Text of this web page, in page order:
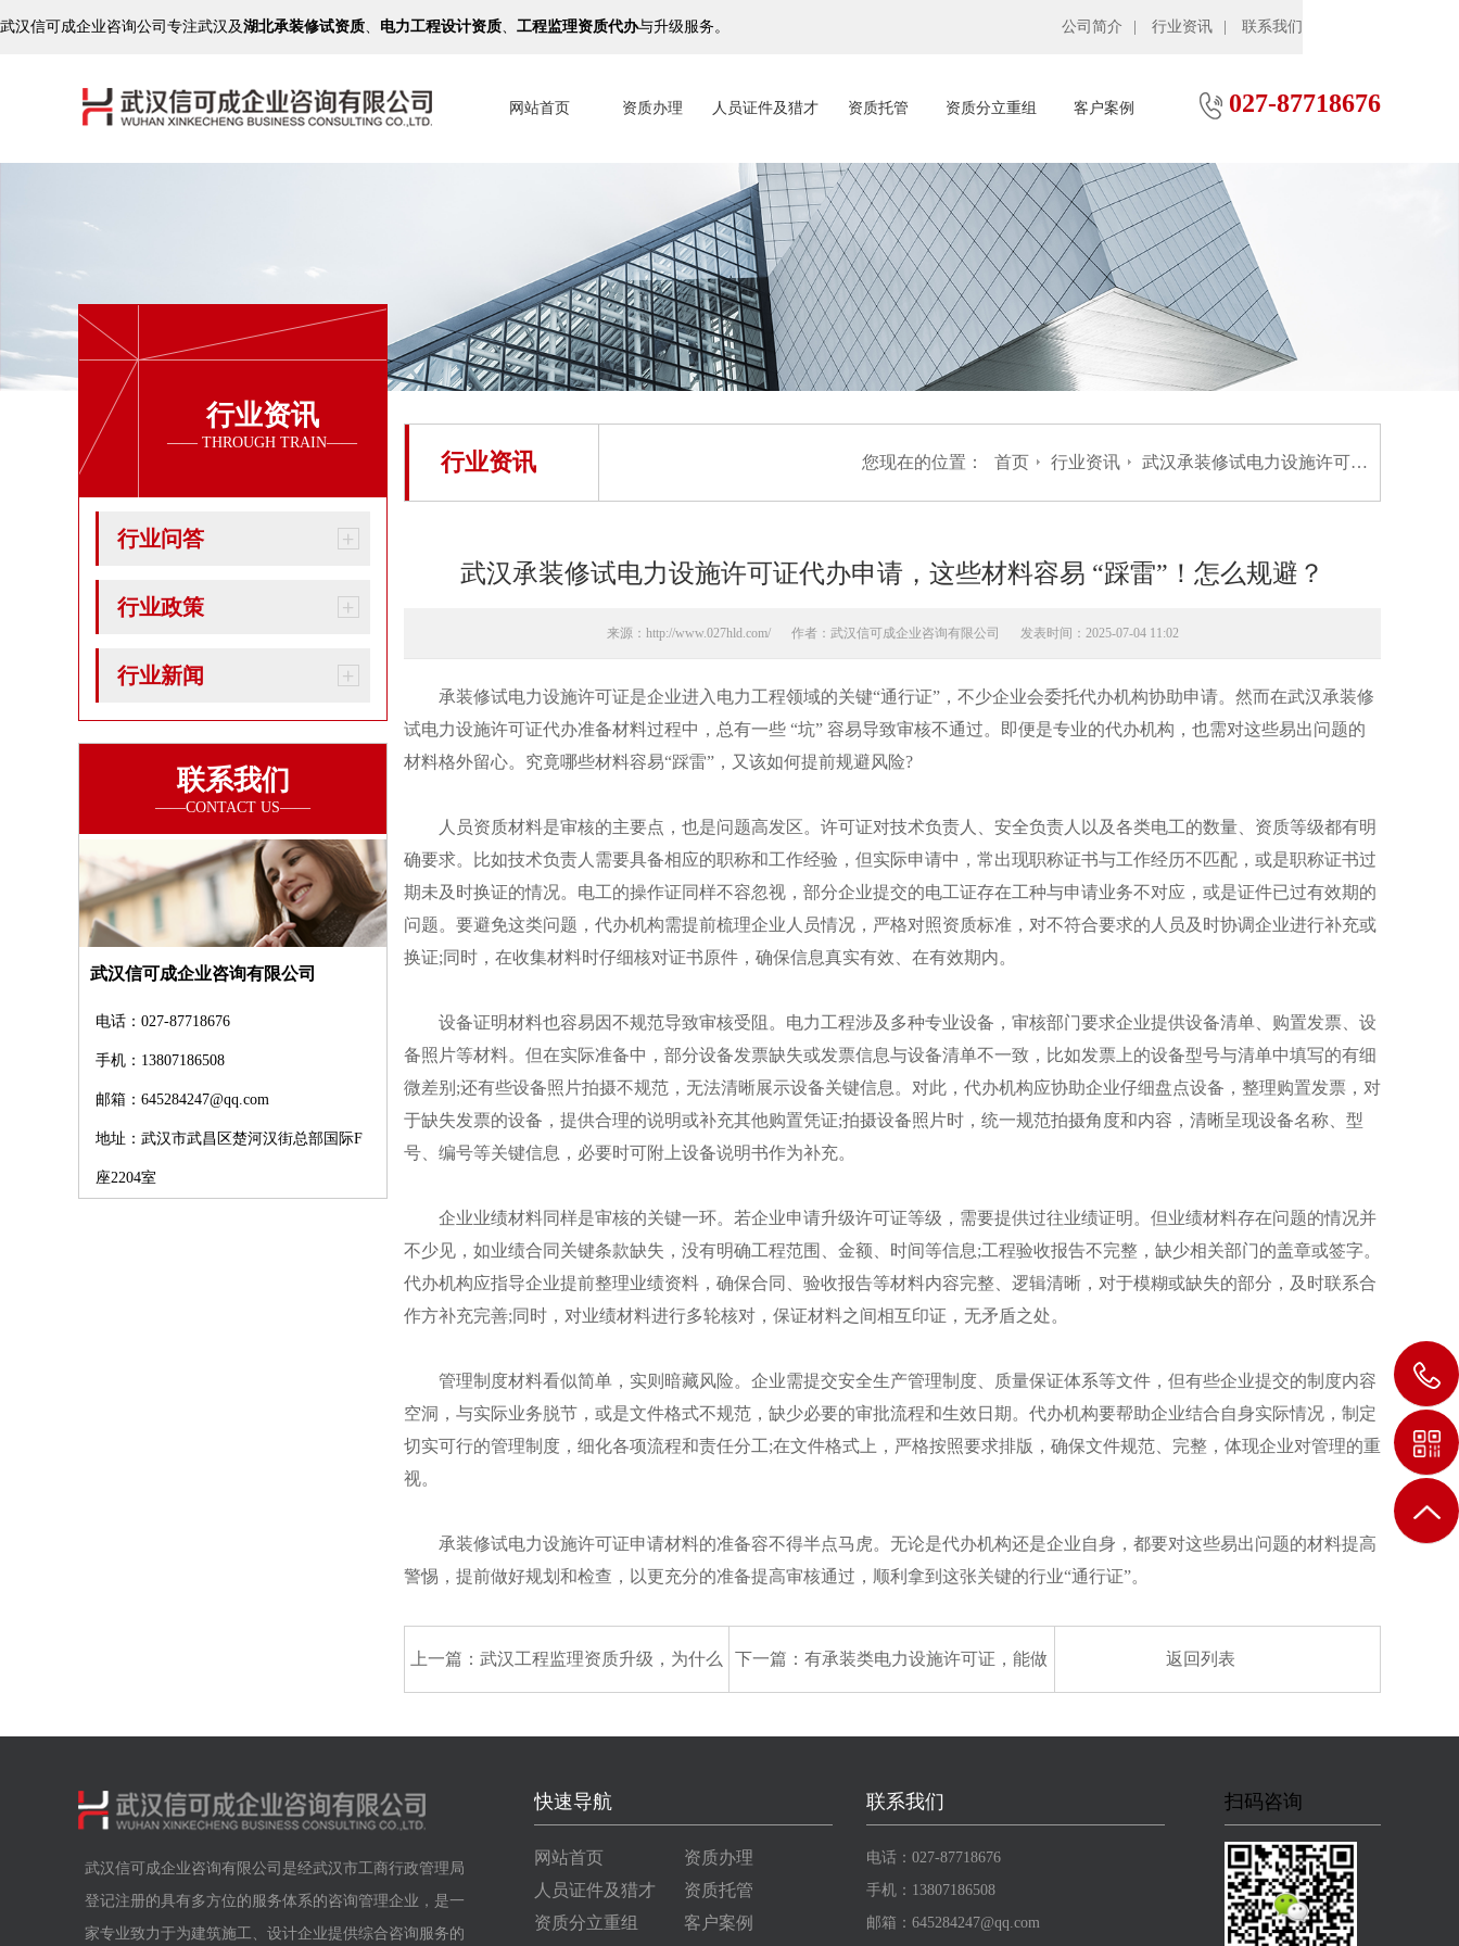
武汉信可成企业咨询公司专注武汉及湖北承装修试资质、 电力工程设计资质、 工程监理资质代办与升级服务。 公司简介 行业资讯 联系我们
027-87718676
网站首页 资质办理 人员证件及猎才 资质托管 资质分立重组 客户案例
行业资讯
行业问答
行业政策
行业新闻
联系我们
武汉信可成企业咨询有限公司
电话：027-87718676
手机：13807186508
邮箱：645284247@qq.com
地址：武汉市武昌区楚河汉街总部国际F
座2204室
行业资讯 您现在的位置： 首页 行业资讯 武汉承装修试电力设施许可证代办申请，这些材料容易 “踩雷”！怎么规避？
武汉承装修试电力设施许可证代办申请，这些材料容易 “踩雷”！怎么规避？
来源：http://www.027hld.com/ 作者：武汉信可成企业咨询有限公司 发表时间：2025-07-04 11:02
承装修试电力设施许可证是企业进入电力工程领域的关键“通行证”，不少企业会委托代办机构协助申请。然而在武汉承装修
试电力设施许可证代办准备材料过程中，总有一些 “坑” 容易导致审核不通过。即便是专业的代办机构，也需对这些易出问题的
材料格外留心。究竟哪些材料容易“踩雷”，又该如何提前规避风险?
人员资质材料是审核的主要点，也是问题高发区。许可证对技术负责人、安全负责人以及各类电工的数量、资质等级都有明
确要求。比如技术负责人需要具备相应的职称和工作经验，但实际申请中，常出现职称证书与工作经历不匹配，或是职称证书过
期未及时换证的情况。电工的操作证同样不容忽视，部分企业提交的电工证存在工种与申请业务不对应，或是证件已过有效期的
问题。要避免这类问题，代办机构需提前梳理企业人员情况，严格对照资质标准，对不符合要求的人员及时协调企业进行补充或
换证;同时，在收集材料时仔细核对证书原件，确保信息真实有效、在有效期内。
设备证明材料也容易因不规范导致审核受阻。电力工程涉及多种专业设备，审核部门要求企业提供设备清单、购置发票、设
备照片等材料。但在实际准备中，部分设备发票缺失或发票信息与设备清单不一致，比如发票上的设备型号与清单中填写的有细
微差别;还有些设备照片拍摄不规范，无法清晰展示设备关键信息。对此，代办机构应协助企业仔细盘点设备，整理购置发票，对
于缺失发票的设备，提供合理的说明或补充其他购置凭证;拍摄设备照片时，统一规范拍摄角度和内容，清晰呈现设备名称、型
号、编号等关键信息，必要时可附上设备说明书作为补充。
企业业绩材料同样是审核的关键一环。若企业申请升级许可证等级，需要提供过往业绩证明。但业绩材料存在问题的情况并
不少见，如业绩合同关键条款缺失，没有明确工程范围、金额、时间等信息;工程验收报告不完整，缺少相关部门的盖章或签字。
代办机构应指导企业提前整理业绩资料，确保合同、验收报告等材料内容完整、逻辑清晰，对于模糊或缺失的部分，及时联系合
作方补充完善;同时，对业绩材料进行多轮核对，保证材料之间相互印证，无矛盾之处。
管理制度材料看似简单，实则暗藏风险。企业需提交安全生产管理制度、质量保证体系等文件，但有些企业提交的制度内容
空洞，与实际业务脱节，或是文件格式不规范，缺少必要的审批流程和生效日期。代办机构要帮助企业结合自身实际情况，制定
切实可行的管理制度，细化各项流程和责任分工;在文件格式上，严格按照要求排版，确保文件规范、完整，体现企业对管理的重
视。
承装修试电力设施许可证申请材料的准备容不得半点马虎。无论是代办机构还是企业自身，都要对这些易出问题的材料提高
警惕，提前做好规划和检查，以更充分的准备提高审核通过，顺利拿到这张关键的行业“通行证”。
上一篇：武汉工程监理资质升级，为什么 下一篇：有承装类电力设施许可证，能做 返回列表
武汉信可成企业咨询有限公司是经武汉市工商行政管理局
登记注册的具有多方位的服务体系的咨询管理企业，是一
家专业致力于为建筑施工、设计企业提供综合咨询服务的
快速导航
网站首页
资质办理
人员证件及猎才
资质托管
资质分立重组
客户案例
联系我们
电话：027-87718676
手机：13807186508
邮箱：645284247@qq.com
扫码咨询